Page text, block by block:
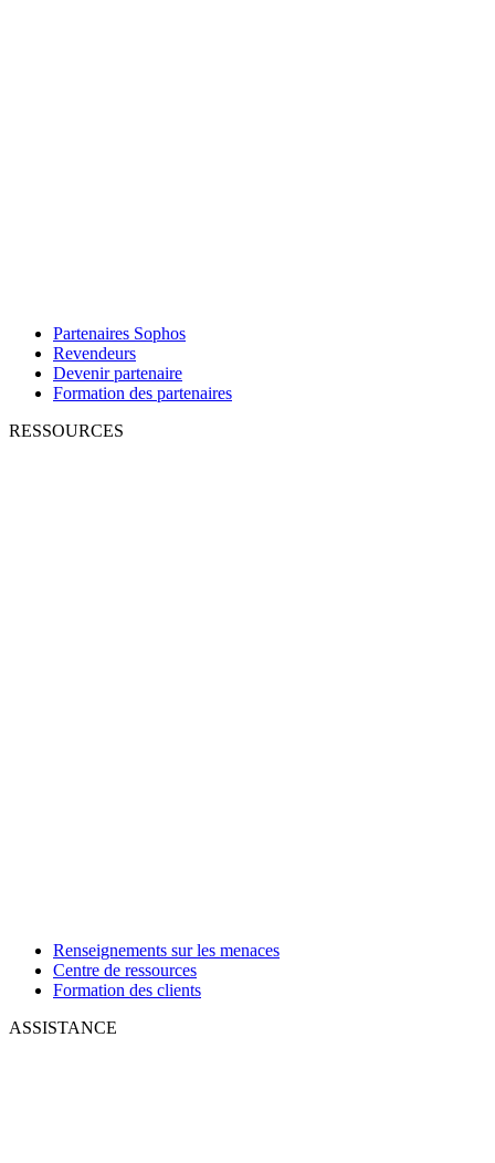
Partenaires Sophos
Revendeurs
Devenir partenaire
Formation des partenaires
RESSOURCES
Renseignements sur les menaces
Centre de ressources
Formation des clients
ASSISTANCE